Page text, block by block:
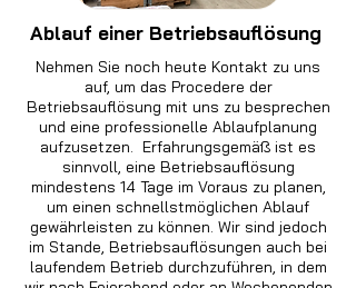
Ablauf einer Betriebsauflösung
Nehmen Sie noch heute Kontakt zu uns
auf, um das Procedere der
Betriebsauflösung mit uns zu besprechen
und eine professionelle Ablaufplanung
aufzusetzen. Erfahrungsgemäß ist es
sinnvoll, eine Betriebsauflösung
mindestens 14 Tage im Voraus zu planen,
um einen schnellstmöglichen Ablauf
gewährleisten zu können. Wir sind jedoch
im Stande, Betriebsauflösungen auch bei
laufendem Betrieb durchzuführen, in dem